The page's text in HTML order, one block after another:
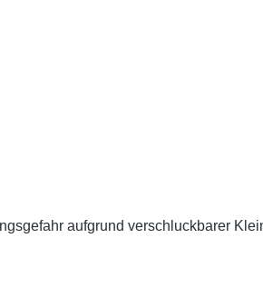
aufgrund verschluckbarer